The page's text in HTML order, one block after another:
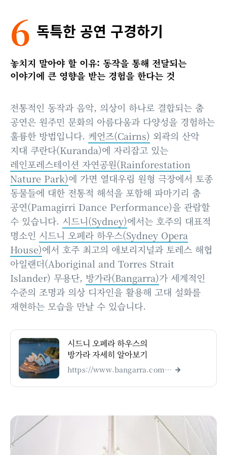
6 독특한 공연 구경하기
놓치지 말아야 할 이유: 동작을 통해 전달되는
이야기에 큰 영향을 받는 경험을 한다는 것
전통적인 동작과 음악, 의상이 하나로 결합되는 춤
공연은 원주민 문화의 아름다움과 다양성을 경험하는
훌륭한 방법입니다. 케언즈(Cairns) 외곽의 산악
지대 쿠란다(Kuranda)에 자리잡고 있는
레인포레스테이션 자연공원(Rainforestation
Nature Park)에 가면 열대우림 원형 극장에서 토종
동물들에 대한 전통적 해석을 포함해 파마기리 춤
공연(Pamagirri Dance Performance)을 관람할
수 있습니다. 시드니(Sydney)에서는 호주의 대표적
명소인 시드니 오페라 하우스(Sydney Opera
House)에서 호주 최고의 애보리지널과 토레스 해협
아일랜더(Aboriginal and Torres Strait
Islander) 무용단, 방가라(Bangarra)가 세계적인
수준의 조명과 의상 디자인을 활용해 고대 설화를
재현하는 모습을 만날 수 있습니다.
시드니 오페라 하우스의
방가라 자세히 알아보기
https://www.bangarra.com.au/?gclid=Cj0KCQjwtO-kBhDIARIsAL6LorfFWT0rjiFaAdKvzNq3M4iXIFLZlD3fq77G8T0coBFB9z7jUdLTTK8aAtUEEALw_wcB